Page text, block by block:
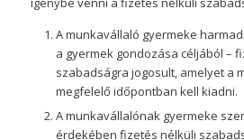
A munkavállaló gyermeke
a gyermek gondozása céljából –
szabadságra jogosult, amelyet a
megfelelő időpontban kell kiadni.
A munkavállalónak gyermeke
érdekében fizetés nélküli